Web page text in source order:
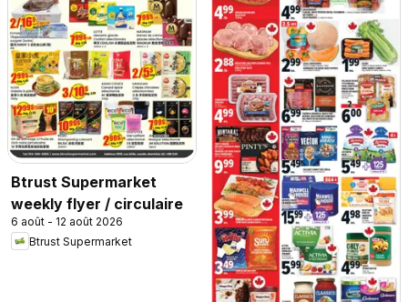
Btrust Supermarket
weekly flyer / circulaire
6 août - 12 août 2026
Btrust Supermarket